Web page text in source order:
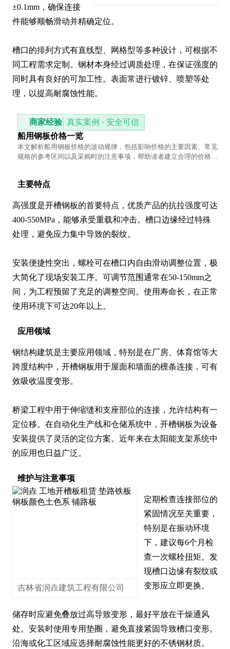
±0.1mm，确保连接
件能够顺畅滑动并精确定位。
槽口的排列方式有直线型、网格型等多种设计，可根据不
同工程需求定制。钢材本身经过调质处理，在保证强度的
同时具有良好的可加工性。表面常进行镀锌、喷塑等处
理，以提高耐腐蚀性能。
商家经验 真实案例 · 安全可信
船用钢板价格一览
本文解析船用钢板价格的波动规律，包括影响价格的主要因素、常见
规格的参考区间以及采购时的注意事项，帮助读者建立合理的价格预
主要特点
高强度是开槽钢板的首要特点，优质产品的抗拉强度可达
400-550MPa，能够承受重载和冲击。槽口边缘经过特殊
处理，避免应力集中导致的裂纹。
安装便捷性突出，螺栓可在槽口内自由滑动调整位置，极
大简化了现场安装工序。可调节范围通常在50-150mm之
间，为工程预留了充足的调整空间。使用寿命长，在正常
使用环境下可达20年以上。
应用领域
钢结构建筑是主要应用领域，特别是在厂房、体育馆等大
跨度结构中，开槽钢板用于屋面和墙面的檩条连接，可有
效吸收温度变形。
桥梁工程中用于伸缩缝和支座部位的连接，允许结构有一
定位移。在自动化生产线和仓储系统中，开槽钢板为设备
安装提供了灵活的定位方案。近年来在太阳能支架系统中
的应用也日益广泛。
维护与注意事项
吉林省润垚建筑工程有限公司
定期检查连接部位的
紧固情况至关重要，
特别是在振动环境
下，建议每6个月检
查一次螺栓扭矩。发
现槽口边缘有裂纹或
变形应立即更换。
储存时应避免叠放过高导致变形，最好平放在干燥通风
处。安装时使用专用垫圈，避免直接紧固导致槽口变形。
沿海或化工区域应选择耐腐蚀性能更好的不锈钢材质。